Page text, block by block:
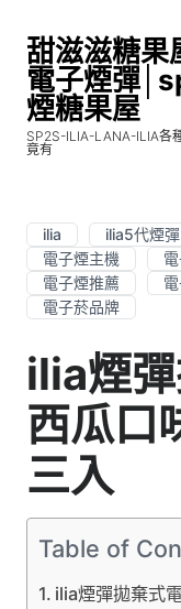
甜滋滋糖
電子煙彈
煙糖果屋
SP2S-ILIA-LANA-ILIA各
竟有
ilia ilia5代煙彈
電子煙主機
電子煙推薦
電子菸品牌
ilia煙
西瓜口
三入
Table of
ilia煙彈拋棄式